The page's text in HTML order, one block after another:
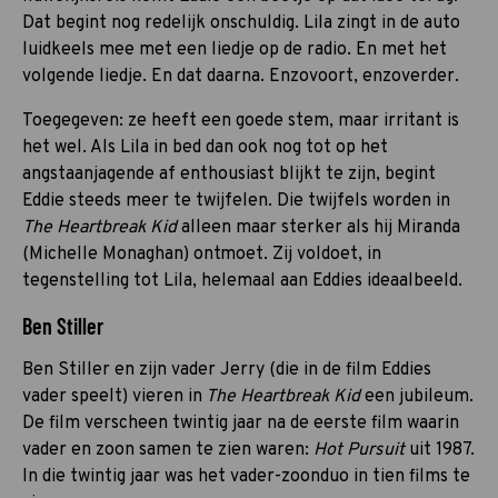
Dat begint nog redelijk onschuldig. Lila zingt in de auto
luidkeels mee met een liedje op de radio. En met het
volgende liedje. En dat daarna. Enzovoort, enzoverder.
Toegegeven: ze heeft een goede stem, maar irritant is
het wel. Als Lila in bed dan ook nog tot op het
angstaanjagende af enthousiast blijkt te zijn, begint
Eddie steeds meer te twijfelen. Die twijfels worden in
The Heartbreak Kidalleen maar sterker als hij Miranda
(Michelle Monaghan) ontmoet. Zij voldoet, in
tegenstelling tot Lila, helemaal aan Eddies ideaalbeeld.
Ben Stiller
Ben Stiller en zijn vader Jerry (die in de film Eddies
vader speelt) vieren in The Heartbreak Kideen jubileum.
De film verscheen twintig jaar na de eerste film waarin
vader en zoon samen te zien waren: Hot Pursuituit 1987.
In die twintig jaar was het vader-zoonduo in tien films te